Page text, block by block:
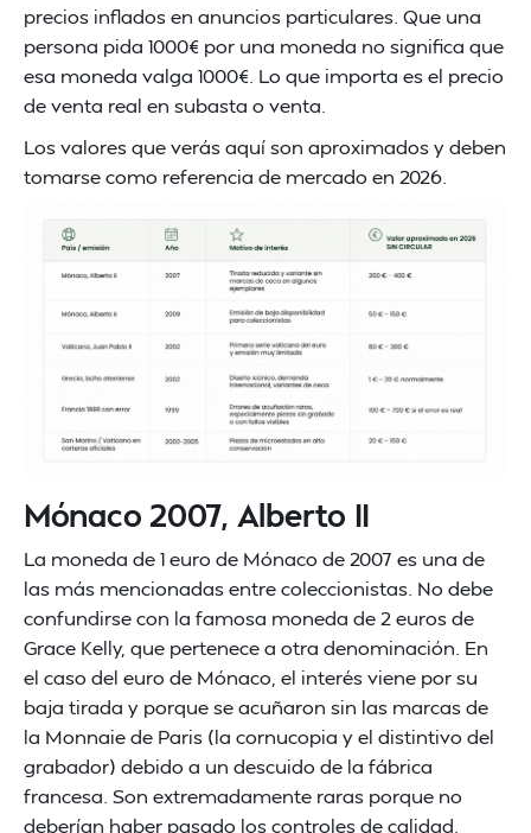
precios inflados en anuncios particulares. Que una
persona pida 1000€ por una moneda no significa que
esa moneda valga 1000€. Lo que importa es el precio
de venta real en subasta o venta.
Los valores que verás aquí son aproximados y deben
tomarse como referencia de mercado en 2026.
Mónaco 2007, Alberto II
La moneda de 1 euro de Mónaco de 2007 es una de
las más mencionadas entre coleccionistas. No debe
confundirse con la famosa moneda de 2 euros de
Grace Kelly, que pertenece a otra denominación. En
el caso del euro de Mónaco, el interés viene por su
baja tirada y porque se acuñaron sin las marcas de
la Monnaie de Paris (la cornucopia y el distintivo del
grabador) debido a un descuido de la fábrica
francesa. Son extremadamente raras porque no
deberían haber pasado los controles de calidad.